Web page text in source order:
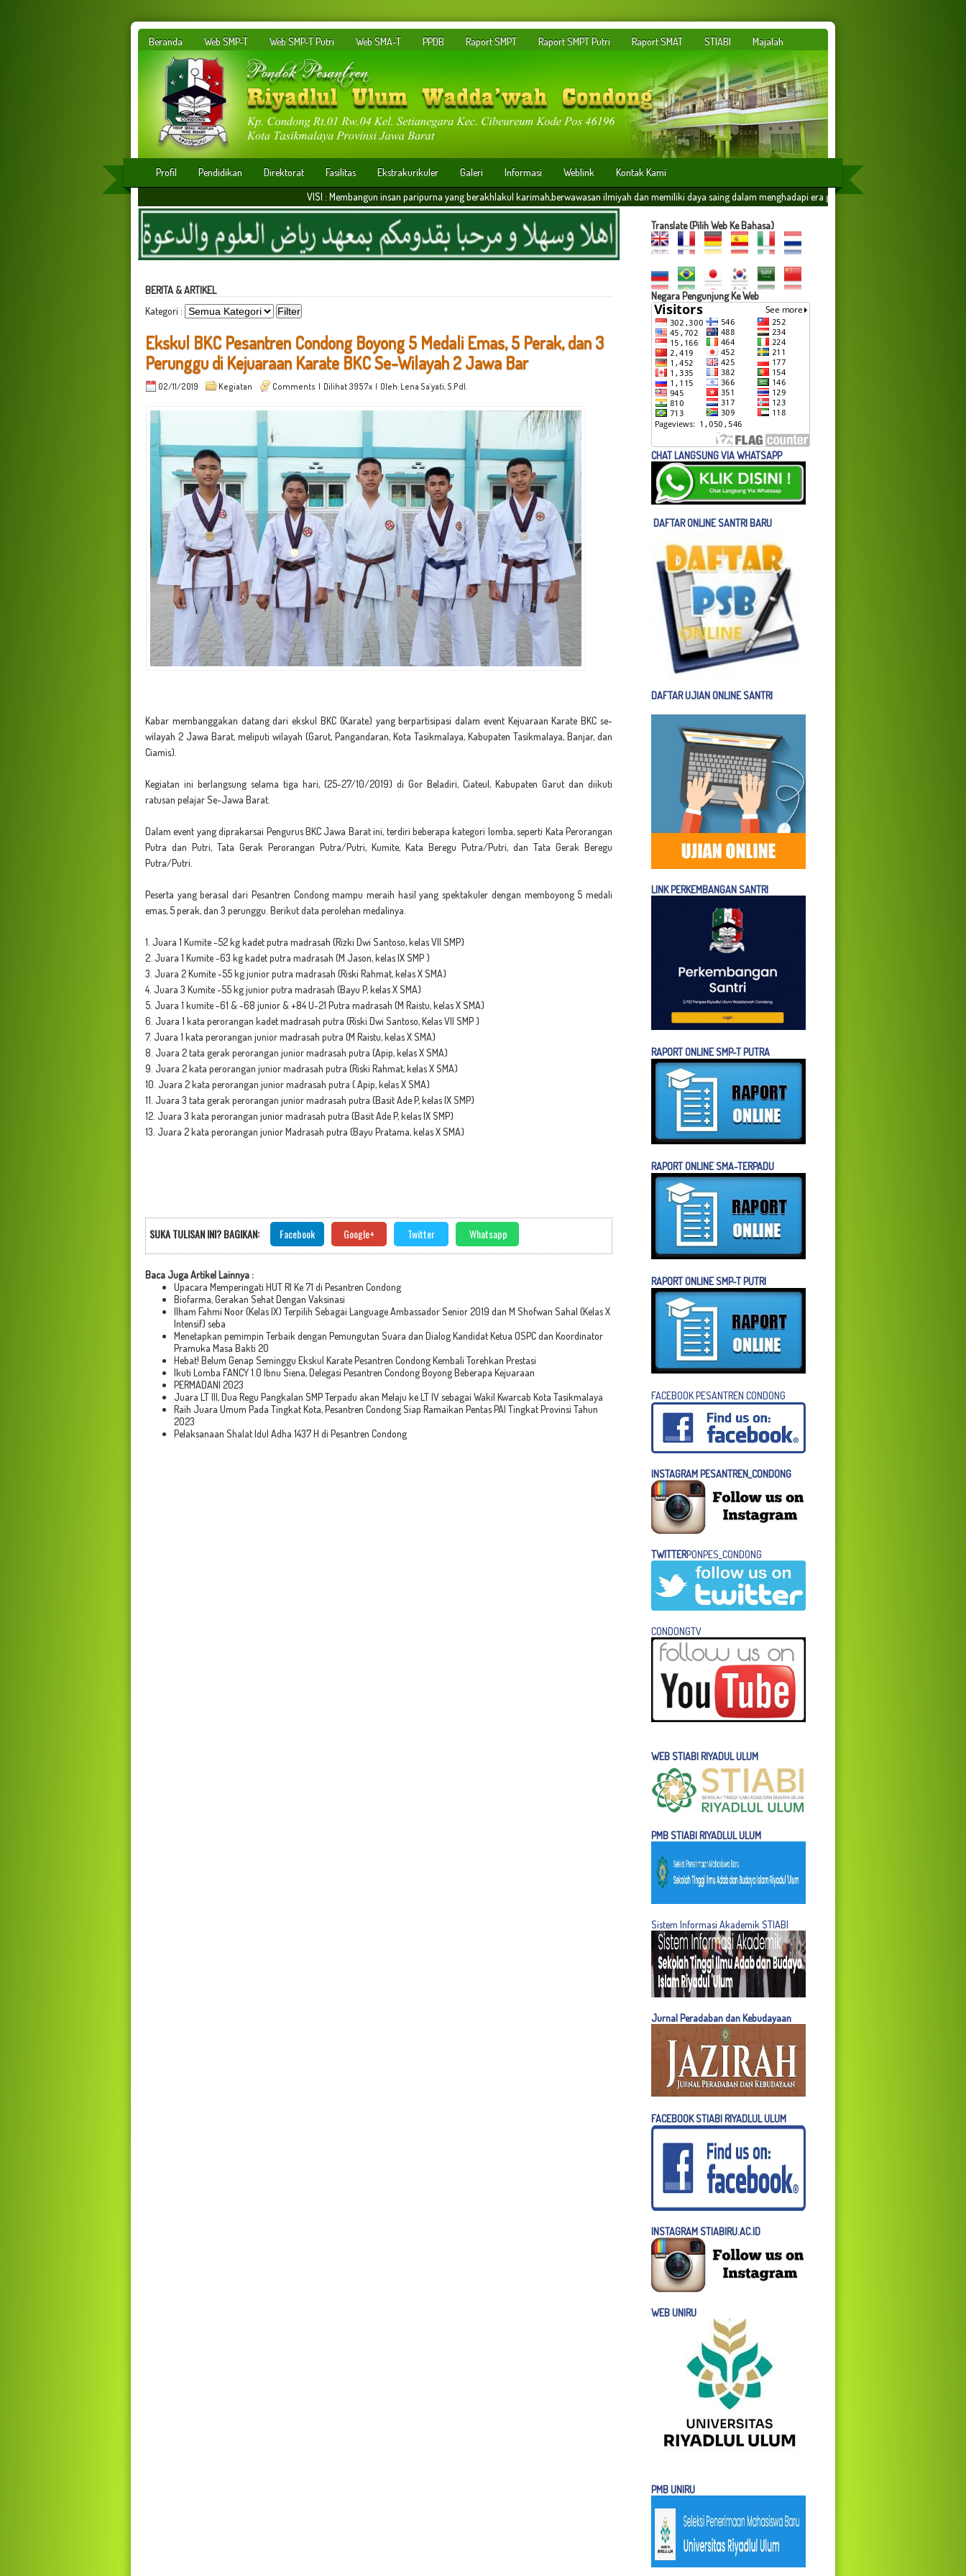
Beranda Web SMP-T Web SMP-T Putri Web SMA-T PPDB Raport SMPT Raport SMPT Putri Raport SMAT STIABI Majalah
Profil Pendidikan Direktorat Fasilitas Ekstrakurikuler Galeri Informasi Weblink
Kontak Kami
VISI : Membangun insan paripurna yang berakhlakul karimah,berwawasan ilmiyah dan memiliki daya saing dalam menghadapi era globalisasi yang dilandasi oleh ilmu
BERITA & ARTIKEL
Kategori :
Ekskul BKC Pesantren Condong Boyong 5 Medali Emas, 5 Perak, dan 3
Perunggu di Kejuaraan Karate BKC Se-Wilayah 2 Jawa Bar
02/11/2019 Kegiatan Comments | Dilihat 3957x | Oleh: Lena Sa`yati, S.PdI.
Kabar membanggakan datang dari ekskul BKC (Karate) yang berpartisipasi dalam event Kejuaraan Karate BKC se-
wilayah 2 Jawa Barat, meliputi wilayah (Garut, Pangandaran, Kota Tasikmalaya, Kabupaten Tasikmalaya, Banjar, dan
Ciamis).
Kegiatan ini berlangsung selama tiga hari, (25-27/10/2019) di Gor Beladiri, Ciateul, Kabupaten Garut dan diikuti
ratusan pelajar Se-Jawa Barat.
Dalam event yang diprakarsai Pengurus BKC Jawa Barat ini, terdiri beberapa kategori lomba, seperti Kata Perorangan
Putra dan Putri, Tata Gerak Perorangan Putra/Putri, Kumite, Kata Beregu Putra/Putri, dan Tata Gerak Beregu
Putra/Putri.
Peserta yang berasal dari Pesantren Condong mampu meraih hasil yang spektakuler dengan memboyong 5 medali
emas, 5 perak, dan 3 perunggu. Berikut data perolehan medalinya.
1. Juara 1 Kumite -52 kg kadet putra madrasah (Rizki Dwi Santoso, kelas VII SMP)
2. Juara 1 Kumite -63 kg kadet putra madrasah (M Jason, kelas IX SMP )
3. Juara 2 Kumite -55 kg junior putra madrasah (Riski Rahmat, kelas X SMA)
4. Juara 3 Kumite -55 kg junior putra madrasah (Bayu P, kelas X SMA)
5. Juara 1 kumite -61 & -68 junior & +84 U-21 Putra madrasah (M Raistu, kelas X SMA)
6. Juara 1 kata perorangan kadet madrasah putra (Riski Dwi Santoso, Kelas VII SMP )
7. Juara 1 kata perorangan junior madrasah putra (M Raistu, kelas X SMA)
8. Juara 2 tata gerak perorangan junior madrasah putra (Apip, kelas X SMA)
9. Juara 2 kata perorangan junior madrasah putra (Riski Rahmat, kelas X SMA)
10. Juara 2 kata perorangan junior madrasah putra ( Apip, kelas X SMA)
11. Juara 3 tata gerak perorangan junior madrasah putra (Basit Ade P, kelas IX SMP)
12. Juara 3 kata perorangan junior madrasah putra (Basit Ade P, kelas IX SMP)
13. Juara 2 kata perorangan junior Madrasah putra (Bayu Pratama, kelas X SMA)
SUKA TULISAN INI? BAGIKAN: Facebook Google+ Twitter Whatsapp
Baca Juga Artikel Lainnya :
Upacara Memperingati HUT RI Ke 71 di Pesantren Condong
Biofarma, Gerakan Sehat Dengan Vaksinasi
Ilham Fahmi Noor (Kelas IX) Terpilih Sebagai Language Ambassador Senior 2019 dan M Shofwan Sahal (Kelas X
Intensif) seba
Menetapkan pemimpin Terbaik dengan Pemungutan Suara dan Dialog Kandidat Ketua OSPC dan Koordinator
Pramuka Masa Bakti 20
Hebat! Belum Genap Seminggu Ekskul Karate Pesantren Condong Kembali Torehkan Prestasi
Ikuti Lomba FANCY 1.0 Ibnu Siena, Delegasi Pesantren Condong Boyong Beberapa Kejuaraan
PERMADANI 2023
Juara LT III, Dua Regu Pangkalan SMP Terpadu akan Melaju ke LT IV sebagai Wakil Kwarcab Kota Tasikmalaya
Raih Juara Umum Pada Tingkat Kota, Pesantren Condong Siap Ramaikan Pentas PAI Tingkat Provinsi Tahun
2023
Pelaksanaan Shalat Idul Adha 1437 H di Pesantren Condong
Translate (Pilih Web Ke Bahasa)
Negara Pengunjung Ke Web
CHAT LANGSUNG VIA WHATSAPP
DAFTAR ONLINE SANTRI BARU
DAFTAR UJIAN ONLINE SANTRI
LINK PERKEMBANGAN SANTRI
RAPORT ONLINE SMP-T PUTRA
RAPORT ONLINE SMA-TERPADU
RAPORT ONLINE SMP-T PUTRI
FACEBOOK PESANTREN CONDONG
INSTAGRAM PESANTREN_CONDONG
TWITTERPONPES_CONDONG
CONDONGTV
WEB STIABI RIYADUL ULUM
PMB STIABI RIYADLUL ULUM
Sistem Informasi Akademik STIABI
Jurnal Peradaban dan Kebudayaan
FACEBOOK STIABI RIYADLUL ULUM
INSTAGRAM STIABIRU.AC.ID
WEB UNIRU
PMB UNIRU